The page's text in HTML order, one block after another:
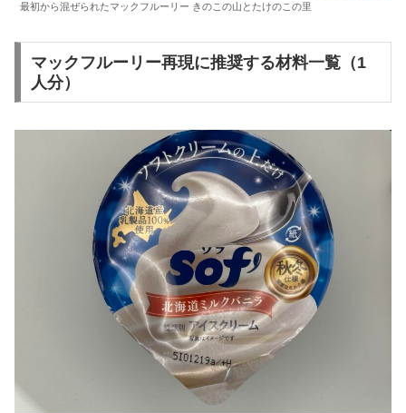
最初から混ぜられたマックフルーリー きのこの山とたけのこの里
マックフルーリー再現に推奨する材料一覧（1
人分）